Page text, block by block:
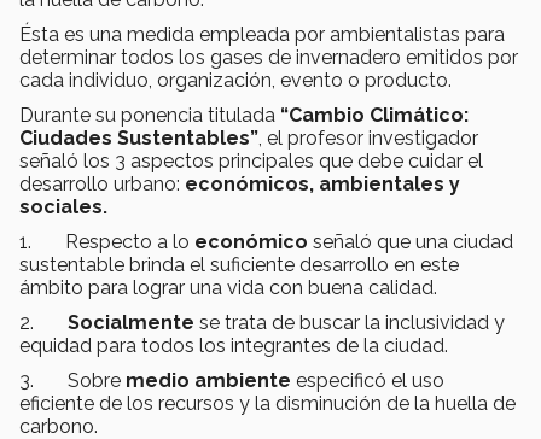
Ésta es una medida empleada por ambientalistas para
determinar todos los gases de invernadero emitidos por
cada individuo, organización, evento o producto.
Durante su ponencia titulada “Cambio Climático:
Ciudades Sustentables” , el profesor investigador
señaló los 3 aspectos principales que debe cuidar el
desarrollo urbano: económicos, ambientales y
sociales.
1. Respecto a lo económico señaló que una ciudad
sustentable brinda el suficiente desarrollo en este
ámbito para lograr una vida con buena calidad.
2. Socialmente se trata de buscar la inclusividad y
equidad para todos los integrantes de la ciudad.
3. Sobre medio ambiente especificó el uso
eficiente de los recursos y la disminución de la huella de
carbono.